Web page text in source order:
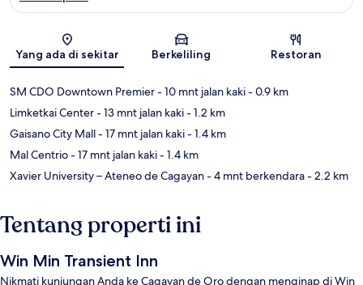
Yang ada di sekitar Berkeliling Restoran
SM CDO Downtown Premier- 10 mnt jalan kaki- 0.9 km
Limketkai Center- 13 mnt jalan kaki- 1.2 km
Gaisano City Mall- 17 mnt jalan kaki- 1.4 km
Mal Centrio- 17 mnt jalan kaki- 1.4 km
Xavier University – Ateneo de Cagayan- 4 mnt berkendara- 2.2 km
Tentang properti ini
Win Min Transient Inn
Nikmati kunjungan Anda ke Cagayan de Oro dengan menginap di Win